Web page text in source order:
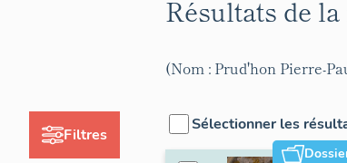
Filtres
Résultats de
(Nom : Prud'hon Pierre-
Sélectionner les